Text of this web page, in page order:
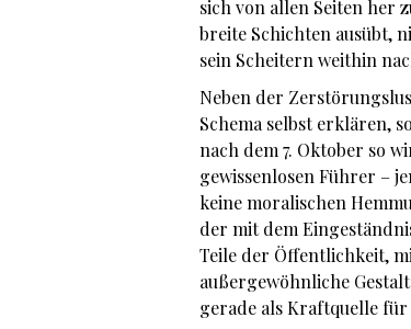
sich von allen Seiten her
breite Schichten ausübt,
sein Scheitern weithin
Neben der
Schema selbst erklären,
nach dem 7. Oktober so
gewissenlosen Führer –
keine moralischen
der mit dem
Teile der Öffentlichkeit,
außergewöhnliche
gerade als Kraftquelle